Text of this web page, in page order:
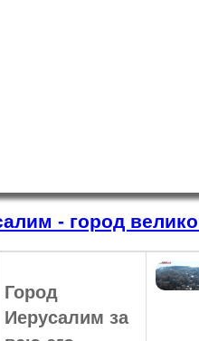
- город
Город
Иерусалим за